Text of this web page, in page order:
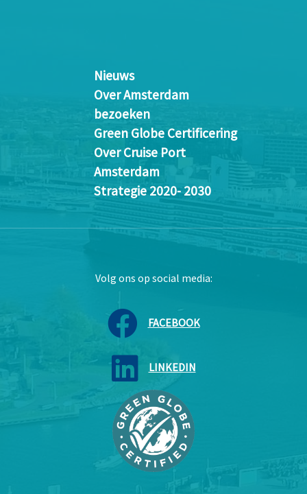
Nieuws
Over Amsterdam
bezoeken
Green Globe Certificering
Over Cruise Port
Amsterdam
Strategie 2020- 2030
Volg ons op social media:
FACEBOOK
LINKEDIN